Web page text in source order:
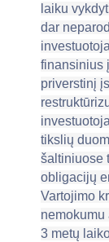
laiku
dar
finansinius
priverstinį
tikslių
šaltiniuose
obligacijų
Vartojimo
3 metų